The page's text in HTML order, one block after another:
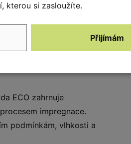
ECO zahrnuje
impregnace.
podmínkám, vlhkosti a
kterou si zasloužíte.
Přijímám